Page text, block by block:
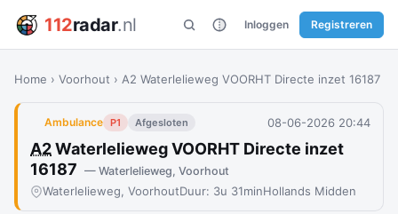
112radar.nl Inloggen Registreren
Home › Voorhout › A2 Waterlelieweg VOORHT Directe inzet 16187
Ambulance P1 Afgesloten 08-06-2026 20:44
A2Waterlelieweg VOORHT Directe inzet
16187 — Waterlelieweg, Voorhout
Waterlelieweg, VoorhoutDuur: 3u 31minHollands Midden